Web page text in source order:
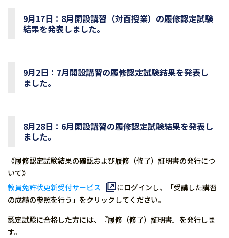
9月17日：8月開設講習（対面授業）の履修認定試験
結果を発表しました。
9月2日：7月開設講習の履修認定試験結果を発表し
ました。
8月28日：6月開設講習の履修認定試験結果を発表し
ました。
《履修認定試験結果の確認および履修（修了）証明書の発行につ
いて》
教員免許状更新受付サービス
にログインし、「受講した講習
の成績の参照を行う」をクリックしてください。
認定試験に合格した方には、『履修（修了）証明書』を発行しま
す。